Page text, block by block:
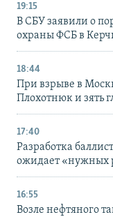
19:15
В СБУ заявили о
охраны ФСБ в
18:44
При взрыве в
Плохотнюк и зять
17:40
Разработка
ожидает «нужных
16:55
Возле нефтяного